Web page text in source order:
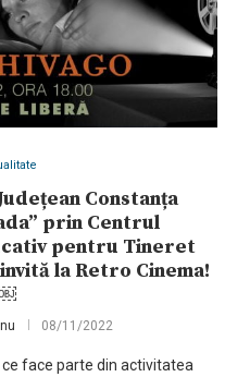
Constanța
prin Centrul
pentru Tineret
la Retro Cinema!
08/11/2022
face parte din activitatea